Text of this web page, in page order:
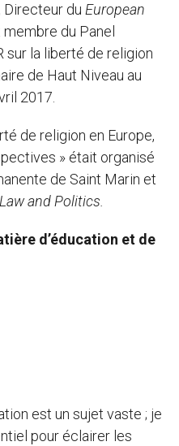
Directeur du European
membre du Panel
sur la liberté de religion
de Haut Niveau au
2017.
de religion en Europe,
» était organisé
de Saint Marin et
and Politics.
d’éducation et de
est un sujet vaste ; je
pour éclairer les